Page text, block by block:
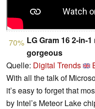
70% LG Gram 16 2-in-
gorgeous
Quelle: Digital Trends
With all the talk of
it’s easy to forget that
by Intel’s Meteor Lake